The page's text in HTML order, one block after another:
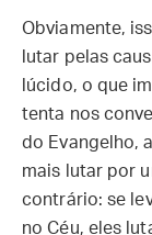
Obviamente,
lutar pelas
lúcido, o que
tenta nos
do Evangelho,
mais lutar por
contrário: se
no Céu, eles